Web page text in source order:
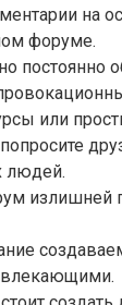
на
форуме.
постоянно
или
людей.